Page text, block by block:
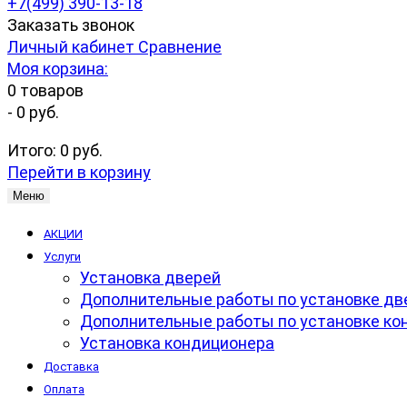
Заказать звонок
Личный кабинет Сравнение
Моя корзина:
0 товаров
- 0 руб.
Итого: 0 руб.
Перейти в корзину
Меню
АКЦИИ
Услуги
Установка дверей
Дополнительные работы по установке
Дополнительные работы по установке
Установка кондиционера
Доставка
Оплата